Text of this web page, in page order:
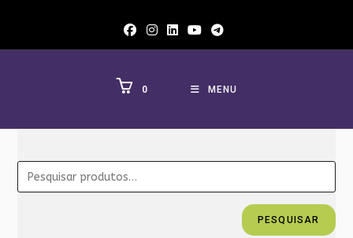
0 MENU
PESQUISAR